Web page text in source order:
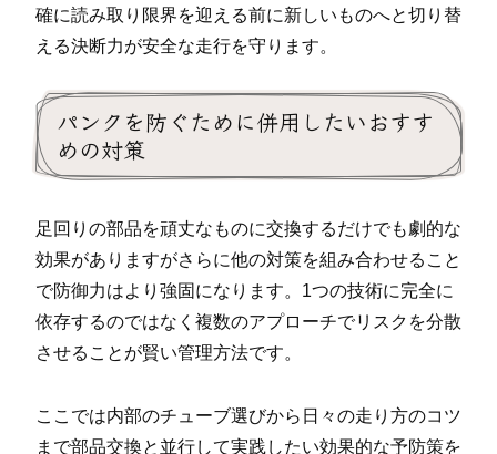
確に読み取り限界を迎える前に新しいものへと切り替
える決断力が安全な走行を守ります。
パンクを防ぐために併用したいおすす
めの対策
足回りの部品を頑丈なものに交換するだけでも劇的な
効果がありますがさらに他の対策を組み合わせること
で防御力はより強固になります。1つの技術に完全に
依存するのではなく複数のアプローチでリスクを分散
させることが賢い管理方法です。
ここでは内部のチューブ選びから日々の走り方のコツ
まで部品交換と並行して実践したい効果的な予防策を